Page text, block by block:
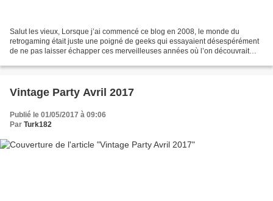
Salut les vieux, Lorsque j’ai commencé ce blog en 2008, le monde du
retrogaming était juste une poigné de geeks qui essayaient désespérément
de ne pas laisser échapper ces merveilleuses années où l’on découvrait
Vintage Party Avril 2017
Publié le 01/05/2017 à 09:06
Par Turk182